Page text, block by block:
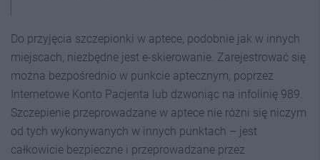
Do przyjęcia szczepionki w aptece, podobnie jak w innych
miejscach, niezbędne jest e-skierowanie. Zarejestrować się
można bezpośrednio w punkcie aptecznym, poprzez
Internetowe Konto Pacjenta lub dzwoniąc na infolinię 989.
Szczepienie przeprowadzane w aptece nie różni się niczym
od tych wykonywanych w innych punktach – jest
całkowicie bezpieczne i przeprowadzane przez